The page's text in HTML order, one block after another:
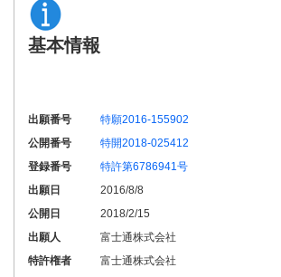
基本情報
出願番号
特願2016-155902
公開番号
特開2018-025412
登録番号
特許第6786941号
出願日
2016/8/8
公開日
2018/2/15
出願人
富士通株式会社
特許権者
富士通株式会社